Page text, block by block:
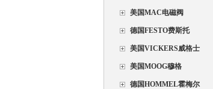
美国MAC电磁阀
德国FESTO费斯托
美国VICKERS威格士
美国MOOG穆格
德国HOMMEL霍梅尔